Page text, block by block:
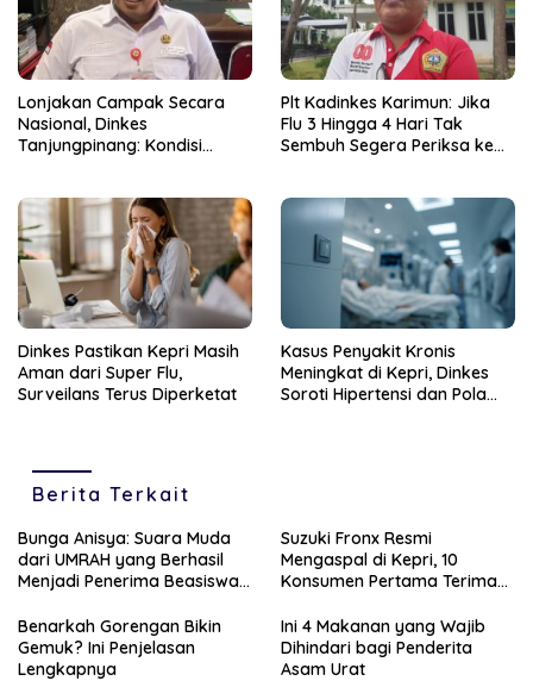
Lonjakan Campak Secara
Nasional, Dinkes
Tanjungpinang: Kondisi
Plt Kadinkes Karimun: Jika
Flu 3 Hingga 4 Hari Tak
Sembuh Segera Periksa ke
Dinkes Pastikan Kepri Masih
Aman dari Super Flu,
Surveilans Terus Diperketat
Kasus Penyakit Kronis
Meningkat di Kepri, Dinkes
Soroti Hipertensi dan Pola
Berita Terkait
Bunga Anisya: Suara Muda
dari UMRAH yang Berhasil
Menjadi Penerima Beasiswa
Suzuki Fronx Resmi
Mengaspal di Kepri, 10
Konsumen Pertama Terima
Benarkah Gorengan Bikin
Gemuk? Ini Penjelasan
Lengkapnya
Ini 4 Makanan yang Wajib
Dihindari bagi Penderita
Asam Urat